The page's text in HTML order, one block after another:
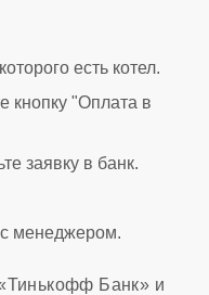
есть котел.
кнопку "Оплата в
заявку в банк.
с менеджером.
Банк» и